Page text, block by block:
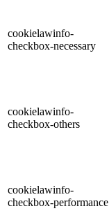
cookielawinfo-
checkbox-necessary
cookielawinfo-
checkbox-others
cookielawinfo-
checkbox-performance